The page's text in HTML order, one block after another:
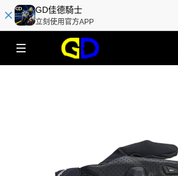
GD佳德騎士
立刻使用官方APP